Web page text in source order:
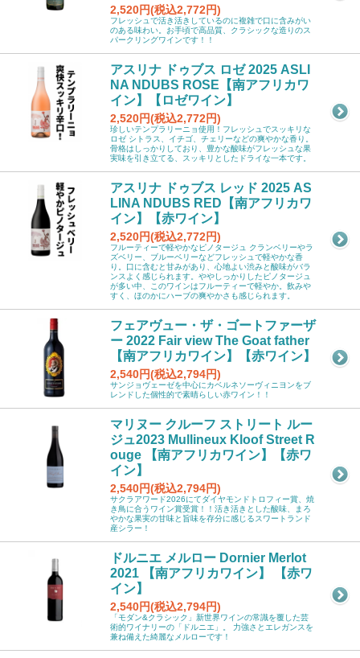
2,520円(税込2,772円)
フレッシュで活き活きしているのに複雑で口に含みがい
のある味わい。お手頃で高品質、クラシックな造りのス
パークリングワインです！！
アスリナ ドゥブス ロゼ 2025 ASLI
NA NDUBS ROSE【南アフリカワ
イン】【ロゼワイン】
2,520円(税込2,772円)
珍しいテンプラリーニョ使用！フレッシュでスッキリな
ロゼ シトラス、イチゴ、チェリーなどの爽やかな香り。
骨格はしっかりしており、豊かな酸味がフレッシュな果
実味を引き立てる、スッキリとしたドライな一本です。
アスリナ ドゥブス レッド 2025 AS
LINA NDUBS RED【南アフリカワ
イン】【赤ワイン】
2,520円(税込2,772円)
フルーティーで軽やかなピノタージュ クランベリーやラ
ズベリー、ブルーベリーなどフレッシュで軽やかな香
り。口に含むと甘みがあり、心地よい渋みと酸味がバラ
ンスよく感じられます。ややしっかりしたピノタージュ
が多い中、このワインはフルーティーで軽やか。飲みや
すく、ほのかにハーブの爽やかさも感じられます。
フェアヴュー・ザ・ゴートファーザ
ー 2022 Fair view The Goat father
【南アフリカワイン】【赤ワイン】
2,540円(税込2,794円)
サンジョヴェーゼを中心にカベルネソーヴィニヨンをブ
レンドした個性的で素晴らしい赤ワイン！！
マリヌー クルーフ ストリート ルー
ジュ2023 Mullineux Kloof Street R
ouge 【南アフリカワイン】【赤ワ
イン】
2,540円(税込2,794円)
サクラアワード2026にてダイヤモンドトロフィー賞、焼
き鳥に合うワイン賞受賞！！活き活きとした酸味、まろ
やかな果実の甘味と旨味を存分に感じるスワートランド
産シラー！
ドルニエ メルロー Dornier Merlot
2021 【南アフリカワイン】 【赤ワ
イン】
2,540円(税込2,794円)
「モダン&クラシック」新世界ワインの常識を覆した芸
術的ワイナリーの「ドルニエ」。 力強さとエレガンスを
兼ね備えた綺麗なメルローです！